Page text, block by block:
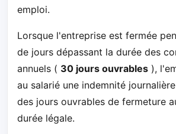
emploi.
Lorsque l'entreprise est fermée
de jours dépassant la durée des
annuels ( 30 jours ouvrables ),
au salarié une indemnité
des jours ouvrables de fermeture
durée légale.